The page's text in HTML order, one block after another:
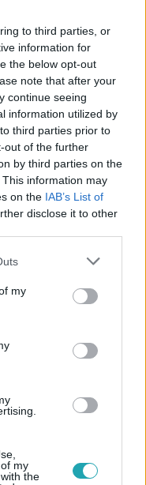
to third parties, or
information for
the below opt-out
note that after your
continue seeing
information utilized by
third parties prior to
out of the further
by third parties on the
This information may
on the IAB’s List of
disclose it to other
one or more Google
You may click to
third-party tags to
in below Google
my
my
the
egyre csak
milliárd forintot.
Roma
Önkormányzat
teljes
Állítja, már a
támogatást sem